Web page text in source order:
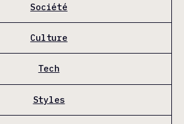
Société
Culture
Tech
Styles